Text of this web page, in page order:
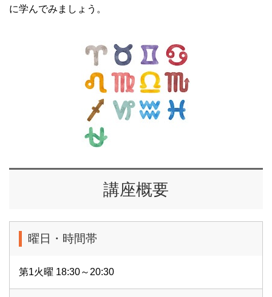
に学んでみましょう。
講座概要
曜日・時間帯
第1火曜 18:30～20:30